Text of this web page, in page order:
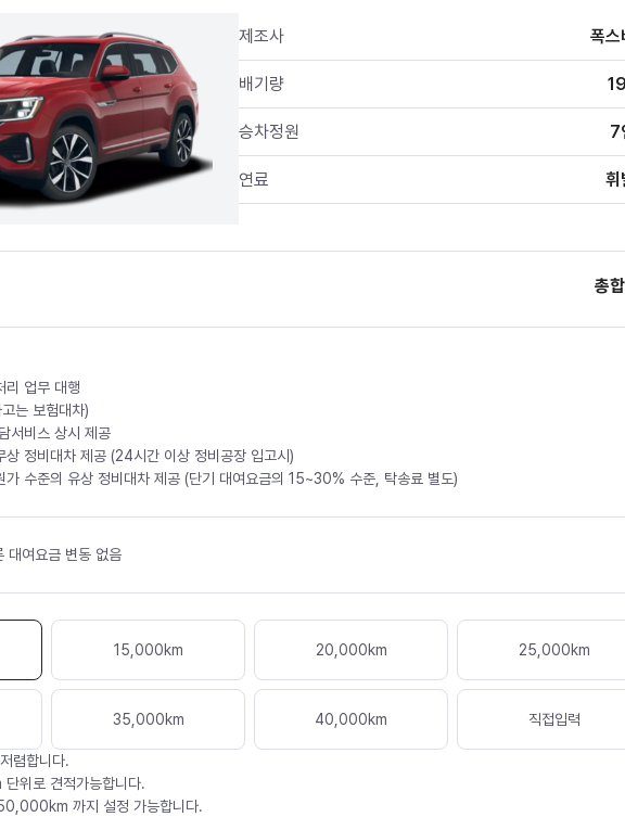
제조사 폭스
배기량
승차정원 7
연료 휘
총합
리 업무 대행
는 보험대차)
서비스 상시 제공
상 정비대차 제공 (24시간 이상 정비공장 입고시)
가 수준의 유상 정비대차 제공 (단기 대여요금의 15~30% 수준, 탁송료 별도)
대여요금 변동 없음
15,000km 20,000km 25,000km
35,000km 40,000km 직접입력
렴합니다.
위로 견적가능합니다.
까지 설정 가능합니다.